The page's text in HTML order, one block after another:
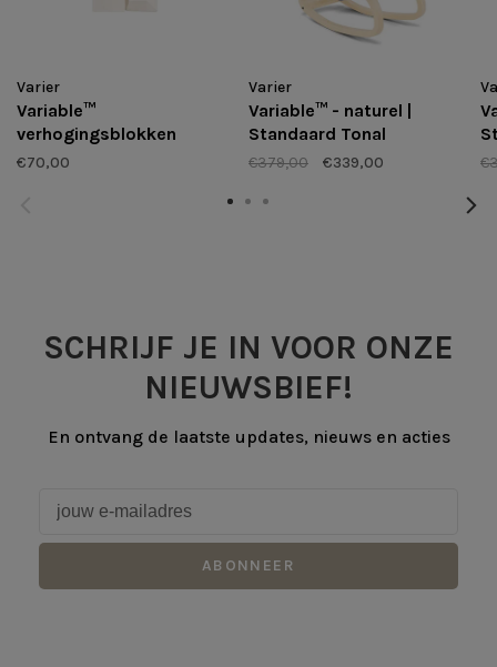
Varier
Variable™
verhogingsblokken
€70,00
Varier
Variable™ - naturel |
Standaard Tonal
€379,00 €339,00
SCHRIJF JE IN VOOR ONZE
NIEUWSBIEF!
En ontvang de laatste updates, nieuws en acties
ABONNEER